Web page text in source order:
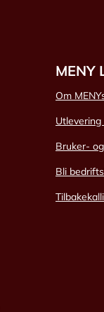
MENY
Om
Bruker-
Bli